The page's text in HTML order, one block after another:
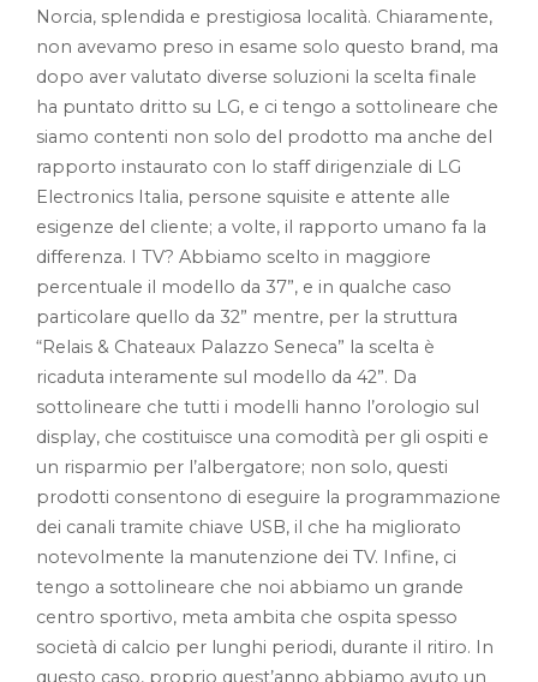
Norcia, splendida e prestigiosa località. Chiaramente,
non avevamo preso in esame solo questo brand, ma
dopo aver valutato diverse soluzioni la scelta finale
ha puntato dritto su LG, e ci tengo a sottolineare che
siamo contenti non solo del prodotto ma anche del
rapporto instaurato con lo staff dirigenziale di LG
Electronics Italia, persone squisite e attente alle
esigenze del cliente; a volte, il rapporto umano fa la
differenza. I TV? Abbiamo scelto in maggiore
percentuale il modello da 37”, e in qualche caso
particolare quello da 32” mentre, per la struttura
“Relais & Chateaux Palazzo Seneca” la scelta è
ricaduta interamente sul modello da 42”. Da
sottolineare che tutti i modelli hanno l’orologio sul
display, che costituisce una comodità per gli ospiti e
un risparmio per l’albergatore; non solo, questi
prodotti consentono di eseguire la programmazione
dei canali tramite chiave USB, il che ha migliorato
notevolmente la manutenzione dei TV. Infine, ci
tengo a sottolineare che noi abbiamo un grande
centro sportivo, meta ambita che ospita spesso
società di calcio per lunghi periodi, durante il ritiro. In